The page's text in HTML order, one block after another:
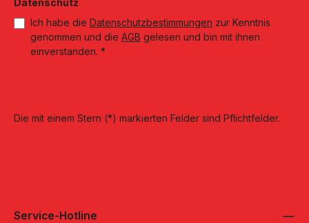
Datenschutz
Ich habe die Datenschutzbestimmungen zur Kenntnis
genommen und die AGB gelesen und bin mit ihnen
einverstanden. *
Die mit einem Stern (*) markierten Felder sind Pflichtfelder.
Service-Hotline